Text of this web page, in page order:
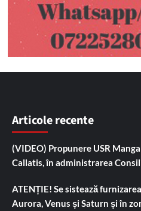
Articole recente
(VIDEO) Propunere USR
Callatis, în administrarea
ATENȚIE! Se sistează
Aurora, Venus și Saturn și în